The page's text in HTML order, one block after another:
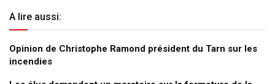
A lire aussi:
Opinion de Christophe Ramond président du Tarn sur les
incendies